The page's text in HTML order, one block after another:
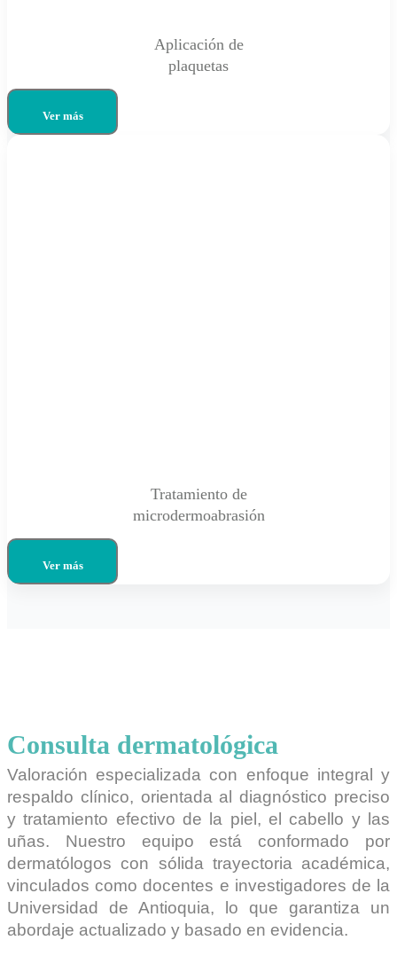
Aplicación de
plaquetas
Ver más
Tratamiento de
microdermoabrasión
Ver más
Consulta dermatológica
Valoración especializada con enfoque integral y
respaldo clínico, orientada al diagnóstico preciso
y tratamiento efectivo de la piel, el cabello y las
uñas. Nuestro equipo está conformado por
dermatólogos con sólida trayectoria académica,
vinculados como docentes e investigadores de la
Universidad de Antioquia, lo que garantiza un
abordaje actualizado y basado en evidencia.